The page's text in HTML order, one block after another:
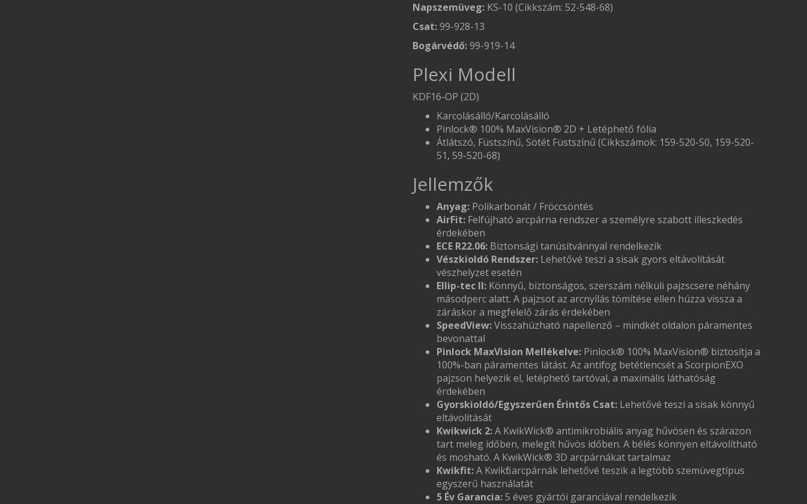
Napszemüveg: KS-10 (Cikkszám: 52-548-68)
Csat:99-928-13
Bogárvédő:99-919-14
Plexi Modell
KDF16-OP (2D)
Karcolásálló/Karcolásálló
Pinlock® 100% MaxVision® 2D + Letéphető fólia
Átlátszó, Füstszínű, Sötét Füstszínű (Cikkszámok: 159-520-50, 159-520-
51, 59-520-68)
Jellemzők
Anyag: Polikarbonát / Fröccsöntés
AirFit: Felfújható arcpárna rendszer a személyre szabott illeszkedés
érdekében
ECE R22.06: Biztonsági tanúsítvánnyal rendelkezik
Vészkioldó Rendszer: Lehetővé teszi a sisak gyors eltávolítását
vészhelyzet esetén
Ellip-tec II: Könnyű, biztonságos, szerszám nélküli pajzscsere néhány
másodperc alatt. A pajzsot az arcnyílás tömítése ellen húzza vissza a
záráskor a megfelelő zárás érdekében
SpeedView:Visszahúzható napellenző – mindkét oldalon páramentes
bevonattal
Pinlock MaxVision Mellékelve: Pinlock® 100% MaxVision® biztosítja a
100%-ban páramentes látást. Az antifog betétlencsét a ScorpionEXO
pajzson helyezik el, letéphető tartóval, a maximális láthatóság
érdekében
Gyorskioldó/Egyszerűen Érintős Csat: Lehetővé teszi a sisak könnyű
eltávolítását
Kwikwick 2:A KwikWick® antimikrobiális anyag hűvösen és szárazon
tart meleg időben, melegít hűvös időben. A bélés könnyen eltávolítható
és mosható. A KwikWick® 3D arcpárnákat tartalmaz
Kwikfit:A Kwikfit arcpárnák lehetővé teszik a legtöbb szemüvegtípus
egyszerű használatát
5 Év Garancia:5 éves gyártói garanciával rendelkezik